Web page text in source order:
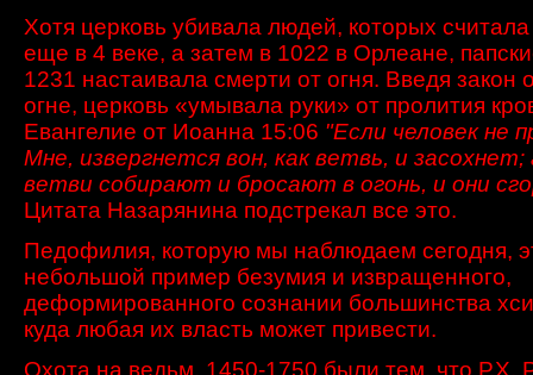
Хотя церковь убивала людей, которых
еще в 4 веке, а затем в 1022 в Орлеане,
1231 настаивала смерти от огня. Введя закон
огне, церковь «умывала руки» от пролития
Евангелие от Иоанна 15:06 "Если человек не
Мне, извергнется вон, как ветвь, и
ветви собирают и бросают в огонь, и они
Цитата Назарянина подстрекал все это.
Педофилия, которую мы наблюдаем сегодня,
небольшой пример безумия и извращенного,
деформированного сознании большинства
куда любая их власть может привести.
Охота на ведьм, 1450-1750 были тем, что Р.Х.